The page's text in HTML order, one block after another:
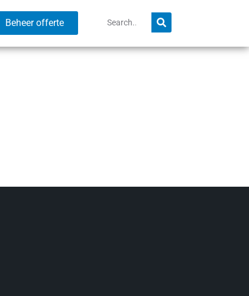
Beheer offerte